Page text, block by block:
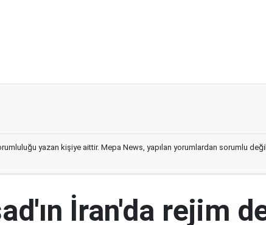
yazan kişiye aittir. Mepa News, yapılan yorumlardan sorumlu
İran'da rejim